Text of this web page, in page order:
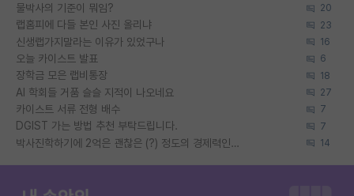
물박사의 기준이 뭐임? 20
랩홈피에 다들 본인 사진 올리냐 23
신생랩가지말라는 이유가 있었구나 16
오늘 카이스트 발표 6
장학금 모은 랩비통장 18
AI 학회들 거품 슬슬 지적이 나오네요 27
카이스트 서류 전형 배수 7
DGIST 가는 방법 추천 부탁드립니다. 7
박사진학하기에 2억은 괜찮은 (?) 정도의 경제력인가요 14